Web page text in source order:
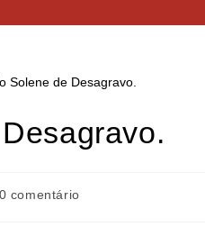
0 comentário